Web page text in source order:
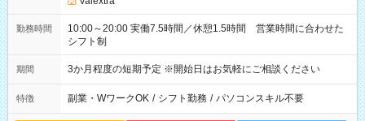
勤務時間
10:00～20:00 実働7.5時間／休憩1.5時間 営業時間に合わせた
シフト制
期間 3か月程度の短期予定 ※開始日はお気軽にご相談ください
特徴 副業・WワークOK / シフト勤務 / パソコンスキル不要